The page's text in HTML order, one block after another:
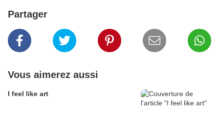
Partager
Vous aimerez aussi
I feel like art